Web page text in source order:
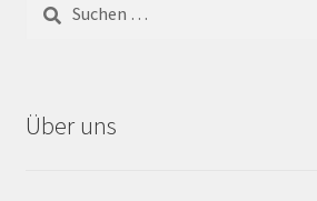
Naturstein
plastische Dichtstoffe
Über uns